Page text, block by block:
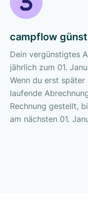
campflow
Dein vergünstigtes
jährlich zum 01.
Wenn du erst
laufende
Rechnung gestellt,
am nächsten 01.